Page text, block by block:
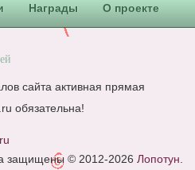
Награды О проекте
сайта активная прямая
обязательна!
защищены © 2012-2026 Лопотун